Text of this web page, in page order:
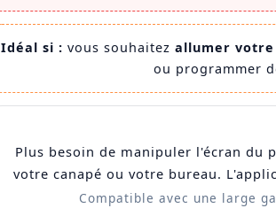
Idéal si : vous souhaitez allumer
ou programmer
Plus besoin de manipuler l'écran du
votre canapé ou votre bureau.
Compatible avec une large